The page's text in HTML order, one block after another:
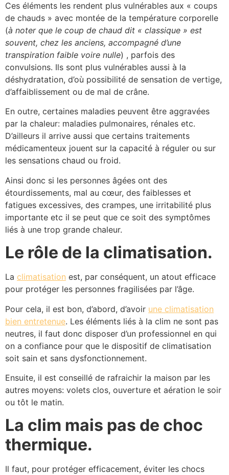
Ces éléments les rendent plus vulnérables aux « coups
de chauds » avec montée de la température corporelle
(à noter que le coup de chaud dit « classique » est
souvent, chez les anciens, accompagné d’une
transpiration faible voire nulle) , parfois des
convulsions. Ils sont plus vulnérables aussi à la
déshydratation, d’où possibilité de sensation de vertige,
d’affaiblissement ou de mal de crâne.
En outre, certaines maladies peuvent être aggravées
par la chaleur: maladies pulmonaires, rénales etc.
D’ailleurs il arrive aussi que certains traitements
médicamenteux jouent sur la capacité à réguler ou sur
les sensations chaud ou froid.
Ainsi donc si les personnes âgées ont des
étourdissements, mal au cœur, des faiblesses et
fatigues excessives, des crampes, une irritabilité plus
importante etc il se peut que ce soit des symptômes
liés à une trop grande chaleur.
Le rôle de la climatisation.
La climatisation est, par conséquent, un atout efficace
pour protéger les personnes fragilisées par l’âge.
Pour cela, il est bon, d’abord, d’avoir une climatisation
bien entretenue. Les éléments liés à la clim ne sont pas
neutres, il faut donc disposer d’un professionnel en qui
on a confiance pour que le dispositif de climatisation
soit sain et sans dysfonctionnement.
Ensuite, il est conseillé de rafraichir la maison par les
autres moyens: volets clos, ouverture et aération le soir
ou tôt le matin.
La clim mais pas de choc
thermique.
Il faut, pour protéger efficacement, éviter les chocs